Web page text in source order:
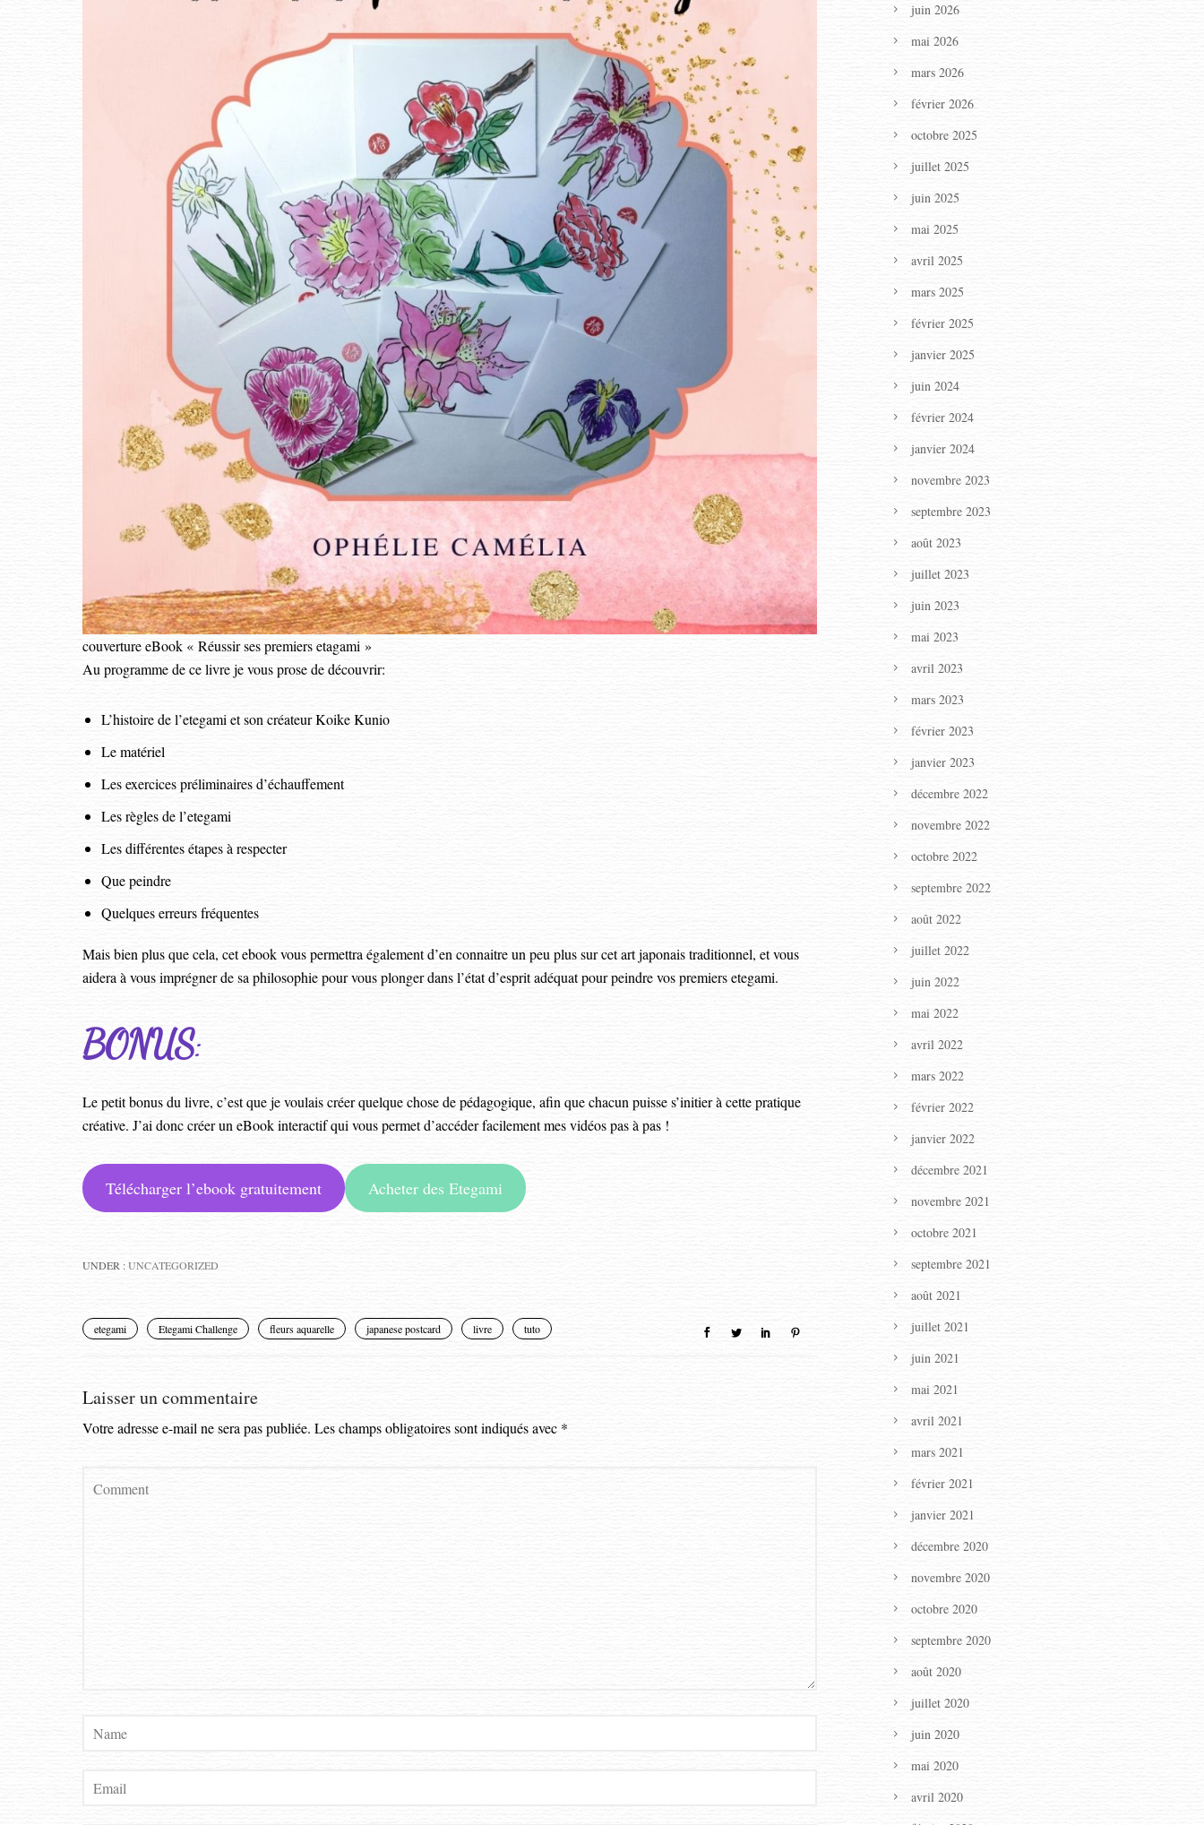
couverture eBook « Réussir ses premiers etagami »
Au programme de ce livre je vous prose de découvrir:
L’histoire de l’etegami et son créateur Koike Kunio
Le matériel
Les exercices préliminaires d’échauffement
Les règles de l’etegami
Les différentes étapes à respecter
Que peindre
Quelques erreurs fréquentes
Mais bien plus que cela, cet ebook vous permettra également d’en connaitre un peu plus sur cet art japonais traditionnel, et vous
aidera à vous imprégner de sa philosophie pour vous plonger dans l’état d’esprit adéquat pour peindre vos premiers etegami.
BONUS:
Le petit bonus du livre, c’est que je voulais créer quelque chose de pédagogique, afin que chacun puisse s’initier à cette pratique
créative. J’ai donc créer un eBook interactif qui vous permet d’accéder facilement mes vidéos pas à pas !
Télécharger l’ebook gratuitement Acheter des Etegami
UNDER :UNCATEGORIZED
etegami Etegami Challenge fleurs aquarelle japanese postcard livre tuto
Laisser un commentaire
Votre adresse e-mail ne sera pas publiée. Les champs obligatoires sont indiqués avec *
juin 2026
mai 2026
mars 2026
février 2026
octobre 2025
juillet 2025
juin 2025
mai 2025
avril 2025
mars 2025
février 2025
janvier 2025
juin 2024
février 2024
janvier 2024
novembre 2023
septembre 2023
août 2023
juillet 2023
juin 2023
mai 2023
avril 2023
mars 2023
février 2023
janvier 2023
décembre 2022
novembre 2022
octobre 2022
septembre 2022
août 2022
juillet 2022
juin 2022
mai 2022
avril 2022
mars 2022
février 2022
janvier 2022
décembre 2021
novembre 2021
octobre 2021
septembre 2021
août 2021
juillet 2021
juin 2021
mai 2021
avril 2021
mars 2021
février 2021
janvier 2021
décembre 2020
novembre 2020
octobre 2020
septembre 2020
août 2020
juillet 2020
juin 2020
mai 2020
avril 2020